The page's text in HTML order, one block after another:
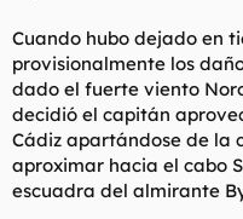
Cuando hubo dejado en
provisionalmente los
dado el fuerte viento
decidió el capitán
Cádiz apartándose de la
aproximar hacia el cabo
escuadra del almirante